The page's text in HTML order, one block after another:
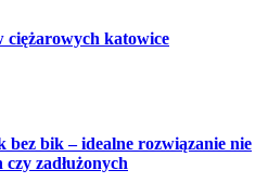
ciężarowych katowice
bez bik – idealne rozwiązanie nie
zadłużonych